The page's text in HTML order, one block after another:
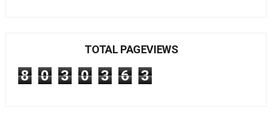
TOTAL PAGEVIEWS
8 0 3 0 3 6 3